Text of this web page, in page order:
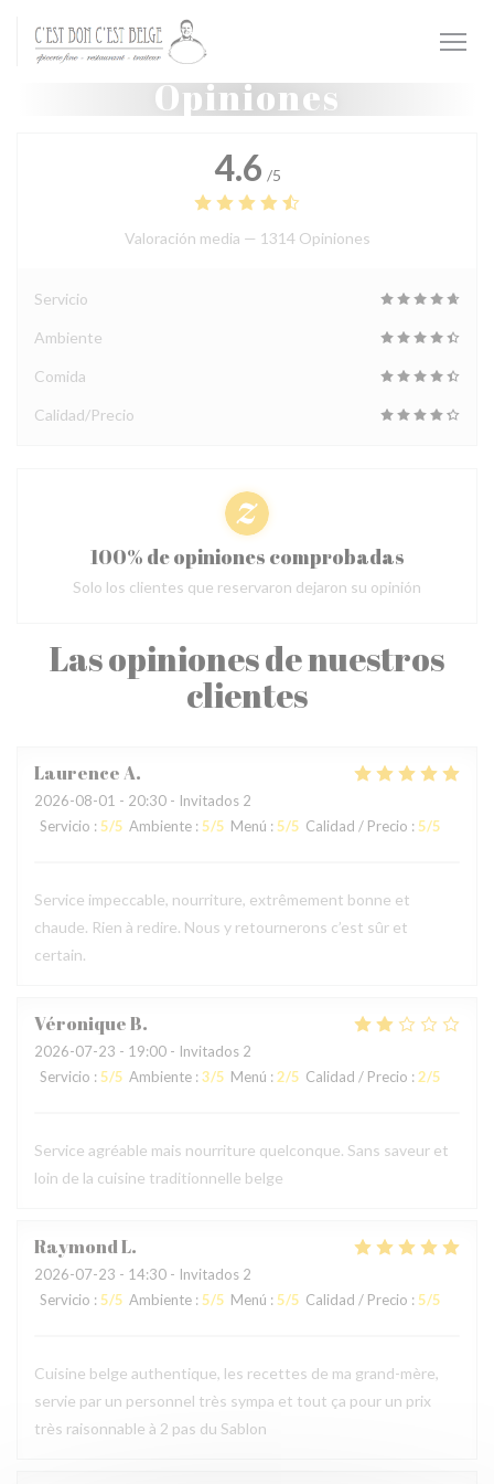
Personalización de sus opciones de cookies
Opiniones
Las opiniones de nuestros
clientes
LaurenceA
2026-08-01 - 20:30 - Invitados 2
Servicio : 5/5 Ambiente : 5/5 Menú : 5/5 Calidad / Precio : 5/5
Service impeccable, nourriture, extrêmement bonne et
chaude. Rien à redire. Nous y retournerons c’est sûr et
certain.
VéroniqueB
2026-07-23 - 19:00 - Invitados 2
Servicio : 5/5 Ambiente : 3/5 Menú : 2/5 Calidad / Precio : 2/5
Service agréable mais nourriture quelconque. Sans saveur et
loin de la cuisine traditionnelle belge
RaymondL
2026-07-23 - 14:30 - Invitados 2
Servicio : 5/5 Ambiente : 5/5 Menú : 5/5 Calidad / Precio : 5/5
Cuisine belge authentique, les recettes de ma grand-mère,
servie par un personnel très sympa et tout ça pour un prix
très raisonnable à 2 pas du Sablon
4.6 /5
Valoración media — 1314 Opiniones
Servicio
Ambiente
Comida
Calidad/Precio
100% de opiniones comprobadas
Solo los clientes que reservaron dejaron su opinión